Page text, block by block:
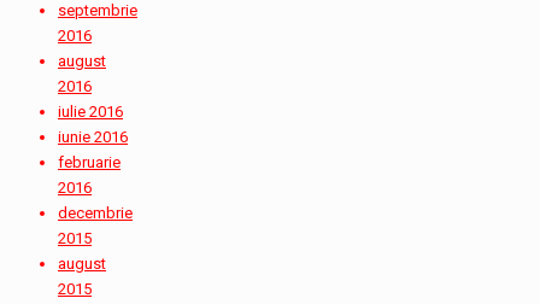
septembrie
2016
august
2016
iulie 2016
iunie 2016
februarie
2016
decembrie
2015
august
2015